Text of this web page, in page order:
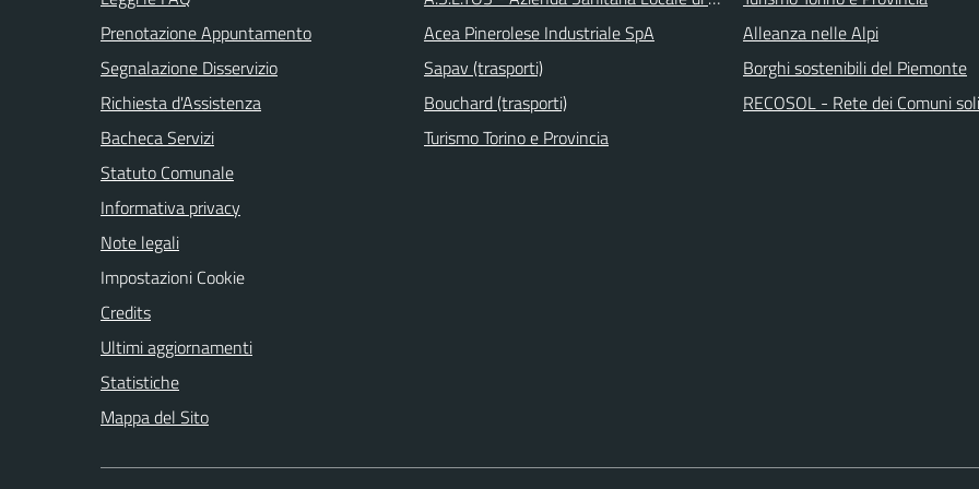
Prenotazione Appuntamento
Segnalazione Disservizio
Richiesta d'Assistenza
Bacheca Servizi
Statuto Comunale
Informativa privacy
Note legali
Impostazioni Cookie
Credits
Ultimi aggiornamenti
Statistiche
Mappa del Sito
Acea Pinerolese Industriale SpA
Sapav (trasporti)
Bouchard (trasporti)
Turismo Torino e Provincia
Alleanza nelle Alpi
Borghi sostenibili del Piemonte
RECOSOL - Rete dei Comuni